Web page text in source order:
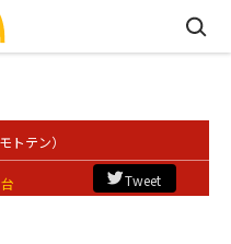
トテン）
台 Tweet